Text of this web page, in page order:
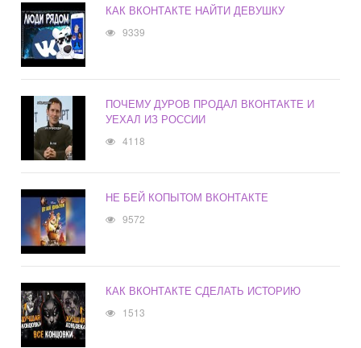
КАК ВКОНТАКТЕ НАЙТИ ДЕВУШКУ
9339
ПОЧЕМУ ДУРОВ ПРОДАЛ ВКОНТАКТЕ И
УЕХАЛ ИЗ РОССИИ
4118
НЕ БЕЙ КОПЫТОМ ВКОНТАКТЕ
9572
КАК ВКОНТАКТЕ СДЕЛАТЬ ИСТОРИЮ
1513